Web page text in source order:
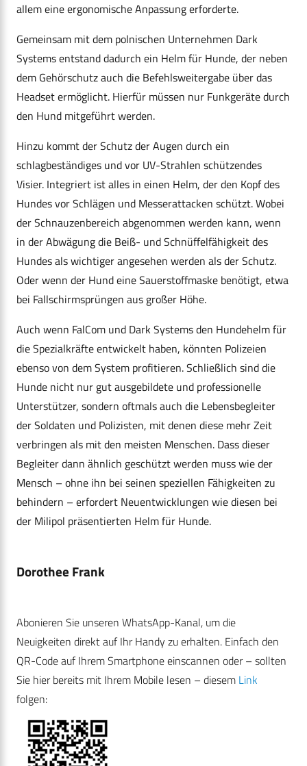
allem eine ergonomische Anpassung erforderte.
Gemeinsam mit dem polnischen Unternehmen Dark
Systems entstand dadurch ein Helm für Hunde, der neben
dem Gehörschutz auch die Befehlsweitergabe über das
Headset ermöglicht. Hierfür müssen nur Funkgeräte durch
den Hund mitgeführt werden.
Hinzu kommt der Schutz der Augen durch ein
schlagbeständiges und vor UV-Strahlen schützendes
Visier. Integriert ist alles in einen Helm, der den Kopf des
Hundes vor Schlägen und Messerattacken schützt. Wobei
der Schnauzenbereich abgenommen werden kann, wenn
in der Abwägung die Beiß- und Schnüffelfähigkeit des
Hundes als wichtiger angesehen werden als der Schutz.
Oder wenn der Hund eine Sauerstoffmaske benötigt, etwa
bei Fallschirmsprüngen aus großer Höhe.
Auch wenn FalCom und Dark Systems den Hundehelm für
die Spezialkräfte entwickelt haben, könnten Polizeien
ebenso von dem System profitieren. Schließlich sind die
Hunde nicht nur gut ausgebildete und professionelle
Unterstützer, sondern oftmals auch die Lebensbegleiter
der Soldaten und Polizisten, mit denen diese mehr Zeit
verbringen als mit den meisten Menschen. Dass dieser
Begleiter dann ähnlich geschützt werden muss wie der
Mensch – ohne ihn bei seinen speziellen Fähigkeiten zu
behindern – erfordert Neuentwicklungen wie diesen bei
der Milipol präsentierten Helm für Hunde.
Dorothee Frank
Abonieren Sie unseren WhatsApp-Kanal, um die
Neuigkeiten direkt auf Ihr Handy zu erhalten. Einfach den
QR-Code auf Ihrem Smartphone einscannen oder – sollten
Sie hier bereits mit Ihrem Mobile lesen – diesem Link
folgen: